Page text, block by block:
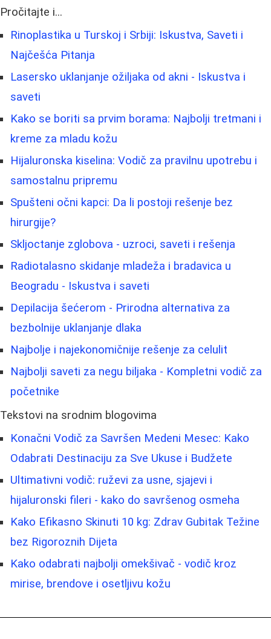
Pročitajte i...
Rinoplastika u Turskoj i Srbiji: Iskustva, Saveti i
Najčešća Pitanja
Lasersko uklanjanje ožiljaka od akni - Iskustva i
saveti
Kako se boriti sa prvim borama: Najbolji tretmani i
kreme za mladu kožu
Hijaluronska kiselina: Vodič za pravilnu upotrebu i
samostalnu pripremu
Spušteni očni kapci: Da li postoji rešenje bez
hirurgije?
Skljoctanje zglobova - uzroci, saveti i rešenja
Radiotalasno skidanje mladeža i bradavica u
Beogradu - Iskustva i saveti
Depilacija šećerom - Prirodna alternativa za
bezbolnije uklanjanje dlaka
Najbolje i najekonomičnije rešenje za celulit
Najbolji saveti za negu biljaka - Kompletni vodič za
početnike
Tekstovi na srodnim blogovima
Konačni Vodič za Savršen Medeni Mesec: Kako
Odabrati Destinaciju za Sve Ukuse i Budžete
Ultimativni vodič: ruževi za usne, sjajevi i
hijaluronski fileri - kako do savršenog osmeha
Kako Efikasno Skinuti 10 kg: Zdrav Gubitak Težine
bez Rigoroznih Dijeta
Kako odabrati najbolji omekšivač - vodič kroz
mirise, brendove i osetljivu kožu